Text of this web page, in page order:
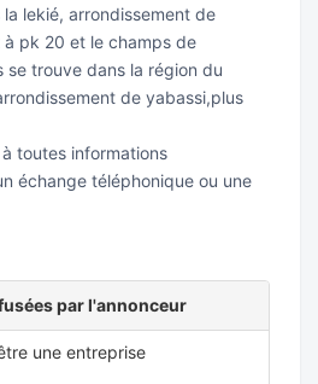
lekié, arrondissement de
pk 20 et le champs de
trouve dans la région du
de yabassi,plus
toutes informations
échange téléphonique ou une
par l'annonceur
une entreprise